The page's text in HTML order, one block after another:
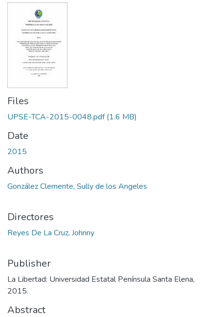
Files
UPSE-TCA-2015-0048.pdf(1.6 MB)
Date
2015
Authors
González Clemente, Sully de los Angeles
Directores
Reyes De La Cruz, Johnny
Publisher
La Libertad: Universidad Estatal Península Santa Elena,
2015.
Abstract